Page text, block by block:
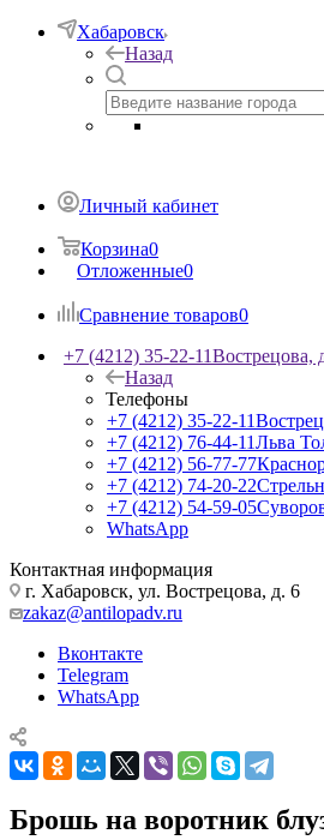
Хабаровск
Назад
Личный кабинет
Корзина0
Отложенные0
Сравнение товаров0
+7 (4212) 35-22-11Вострецова,
Назад
Телефоны
+7 (4212) 35-22-11
+7 (4212) 76-44-11Льва
+7 (4212) 56-77-77
+7 (4212) 74-20-22
+7 (4212) 54-59-05
WhatsApp
Контактная информация
г. Хабаровск, ул. Вострецова, д. 6
zakaz@antilopadv.ru
Вконтакте
Telegram
WhatsApp
Брошь на воротник